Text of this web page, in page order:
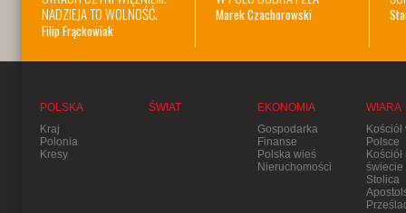
NADZIEJA TO WOLNOŚĆ.
Filip Frąckowiak
Marek Czachorowski
POLSKA
Kraj
Polonia
Kresy
ŚWIAT
EKONOMIA
Gospodarka
Finanse
Polska wieś
Nieruchomości
WIARA
Kościół
Polsce
Kościół
świecie
Stolica